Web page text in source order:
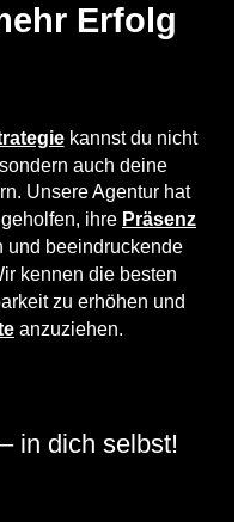
Erfolg
kannst du nicht
auch deine
Unsere Agentur hat
ihre Präsenz
und beeindruckende
kennen die besten
zu erhöhen und
anzuziehen.
in dich selbst!